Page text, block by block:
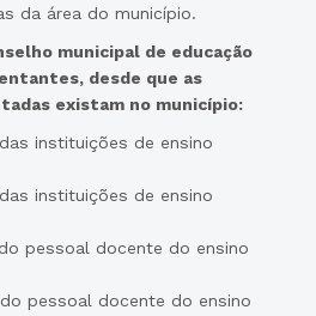
da área do município.
municipal de educação
desde que as
existam no município:
instituições de ensino
instituições de ensino
pessoal docente do ensino
pessoal docente do ensino